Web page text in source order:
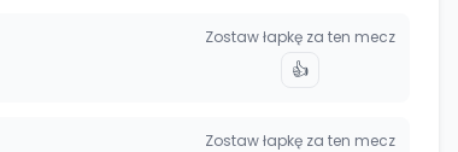
Zostaw łapkę za ten mecz
👍
Zostaw łapkę za ten mecz